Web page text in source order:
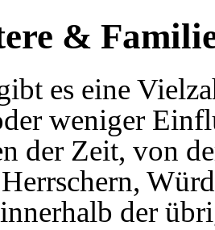
&
es eine
weniger
der Zeit, von
der